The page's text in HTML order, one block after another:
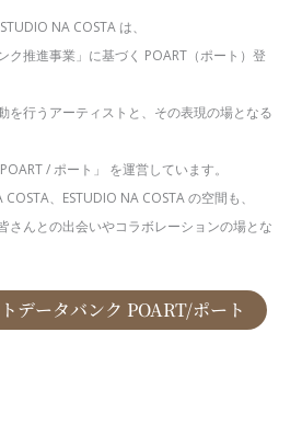
NA COSTA は、
ク推進事業」に基づく POART（ポート）登
を行うアーティストと、その表現の場となる
/ ポート」 を運営しています。
、ESTUDIO NA COSTA の空間も、
さんとの出会いやコラボレーションの場とな
データバンク POART/ポート